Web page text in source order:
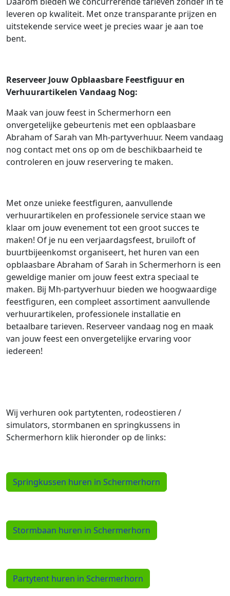
leveren op kwaliteit. Met onze transparante prijzen en
uitstekende service weet je precies waar je aan toe
bent.
Reserveer Jouw Opblaasbare Feestfiguur en
Verhuurartikelen Vandaag Nog:
Maak van jouw feest in Schermerhorn een
onvergetelijke gebeurtenis met een opblaasbare
Abraham of Sarah van Mh-partyverhuur. Neem vandaag
nog contact met ons op om de beschikbaarheid te
controleren en jouw reservering te maken.
Met onze unieke feestfiguren, aanvullende
verhuurartikelen en professionele service staan we
klaar om jouw evenement tot een groot succes te
maken! Of je nu een verjaardagsfeest, bruiloft of
buurtbijeenkomst organiseert, het huren van een
opblaasbare Abraham of Sarah in Schermerhorn is een
geweldige manier om jouw feest extra speciaal te
maken. Bij Mh-partyverhuur bieden we hoogwaardige
feestfiguren, een compleet assortiment aanvullende
verhuurartikelen, professionele installatie en
betaalbare tarieven. Reserveer vandaag nog en maak
van jouw feest een onvergetelijke ervaring voor
iedereen!
Wij verhuren ook partytenten, rodeostieren /
simulators, stormbanen en springkussens in
Schermerhorn klik hieronder op de links:
Springkussen huren in Schermerhorn
Stormbaan huren in Schermerhorn
Partytent huren in Schermerhorn